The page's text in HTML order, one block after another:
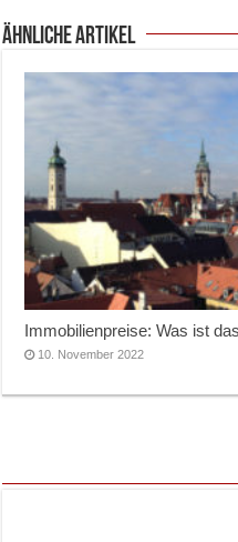
ähnliche Artikel
Immobilienpreise: Was ist
10. November 2022